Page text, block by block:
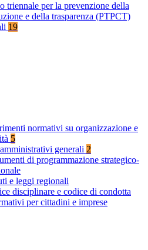
triennale per la prevenzione della
e della trasparenza (PTPCT)
19
normativi su organizzazione e
5
generali 2
di programmazione strategico-
e leggi regionali
disciplinare e codice di condotta
per cittadini e imprese